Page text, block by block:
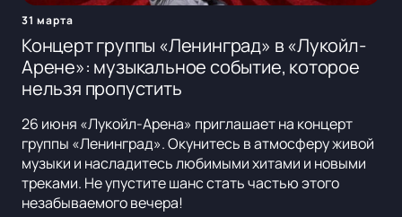
31 марта
Концерт группы «Ленинград» в «Лукойл-
Арене»: музыкальное событие, которое
нельзя пропустить
26 июня «Лукойл-Арена» приглашает на концерт
группы «Ленинград». Окунитесь в атмосферу живой
музыки и насладитесь любимыми хитами и новыми
треками. Не упустите шанс стать частью этого
незабываемого вечера!